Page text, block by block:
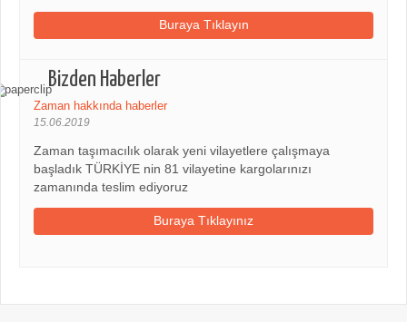
Buraya Tıklayın
Bizden Haberler
Zaman hakkında haberler
15.06.2019
Zaman taşımacılık olarak yeni vilayetlere çalışmaya
başladık TÜRKİYE nin 81 vilayetine kargolarınızı
zamanında teslim ediyoruz
Buraya Tıklayınız